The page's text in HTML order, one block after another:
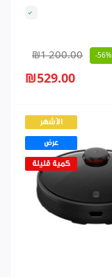
₪1 200.00 -56%
₪529.00
الأشهر
عرض
كمية قليلة